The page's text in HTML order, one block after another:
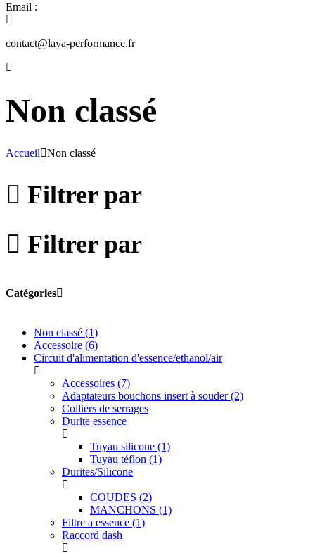
Email :
contact@laya-performance.fr
Non classé
Accueil Non classé
Filtrer par
Filtrer par
Catégories
Non classé (1)
Accessoire (6)
Circuit d'alimentation d'essence/ethanol/air
Accessoires (7)
Adaptateurs bouchons insert à souder(2)
Colliers de serrages
Durite essence
Tuyau silicone (1)
Tuyau téflon (1)
Durites/Silicone
COUDES (2)
MANCHONS (1)
Filtre a essence (1)
Raccord dash